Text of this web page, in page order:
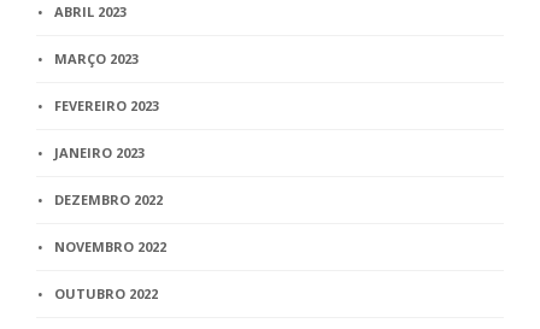
ABRIL 2023
MARÇO 2023
FEVEREIRO 2023
JANEIRO 2023
DEZEMBRO 2022
NOVEMBRO 2022
OUTUBRO 2022